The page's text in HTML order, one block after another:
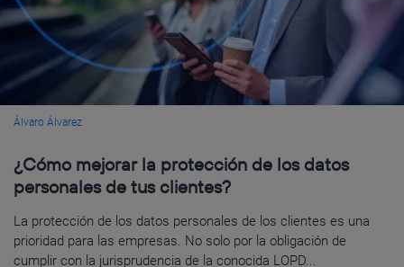
Álvaro Álvarez
¿Cómo mejorar la protección de los datos
personales de tus clientes?
La protección de los datos personales de los clientes es una
prioridad para las empresas. No solo por la obligación de
cumplir con la jurisprudencia de la conocida LOPD...